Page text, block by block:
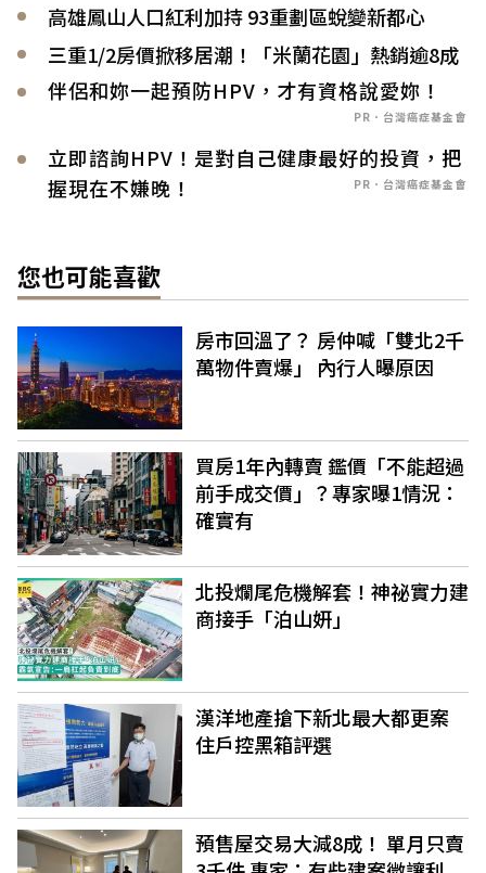
高雄鳳山人口紅利加持 93重劃區蛻變新都心
三重1/2房價掀移居潮！「米蘭花園」熱銷逾8成
伴侶和妳一起預防HPV，才有資格說愛妳！
PR．台灣癌症基金會
立即諮詢HPV！是對自己健康最好的投資，把
握現在不嫌晚！
PR．台灣癌症基金會
您也可能喜歡
房市回溫了？ 房仲喊「雙北2千
萬物件賣爆」 內行人曝原因
買房1年內轉賣 鑑價「不能超過
前手成交價」？專家曝1情況：
確實有
北投爛尾危機解套！神祕實力建
商接手「泊山妍」
漢洋地產搶下新北最大都更案
住戶控黑箱評選
預售屋交易大減8成！ 單月只賣